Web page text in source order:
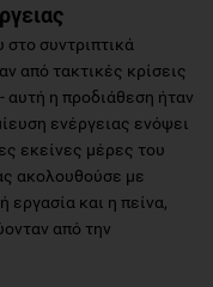
συντριπτικά
από τακτικές κρίσεις
η προδιάθεση ήταν
ενέργειας ενόψει
εκείνες μέρες του
ακολουθούσε με
εργασία και η πείνα,
από την